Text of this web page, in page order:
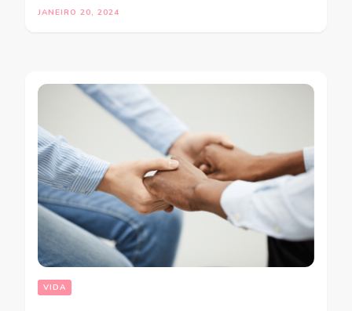
JANEIRO 20, 2024
VIDA